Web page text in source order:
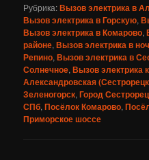
Рубрика:Вызов электрика в
Вызов электрика в Горскую,
Вызов электрика в Комарово,
районе,Вызов электрика в
Репино,Вызов электрика в
Солнечное,Вызов электрика
Александровская
Зеленогорск,Город
СПб,Посёлок Комарово,
Приморское шоссе